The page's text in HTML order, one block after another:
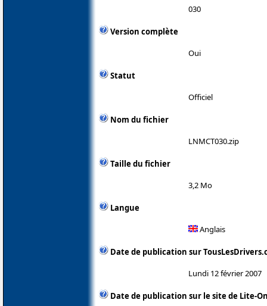
030
Version complète
Oui
Statut
Officiel
Nom du fichier
LNMCT030.zip
Taille du fichier
3,2 Mo
Langue
Anglais
Date de publication sur
Lundi 12 février 2007
Date de publication sur le site de Lite-